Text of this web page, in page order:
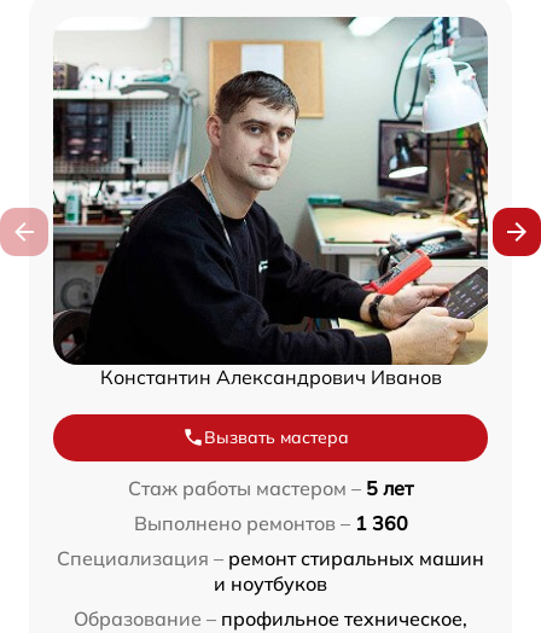
Константин Александрович Иванов
Вызвать мастера
Стаж работы мастером – 5 лет
Выполнено ремонтов – 1 360
Специализация – ремонт стиральных машин
и ноутбуков
Образование – профильное техническое,